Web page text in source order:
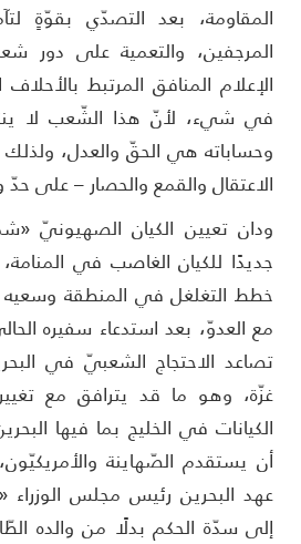
بعد التصدّي بقوّةٍ لتآمر
والتعمية على دور شعب
المنافق المرتبط بالأحلاف
شيء، لأنّ هذا الشّعب لا ينتظر
هي الحقّ والعدل، ولذلك
والقمع والحصار – على حدّ
تعيين الكيان الصهيونيّ
للكيان الغاصب في المنامة،
التغلغل في المنطقة وسعيه
العدوّ، بعد استدعاء سفيره الحالي
الاحتجاج الشعبيّ في البحرين
وهو ما قد يترافق مع
في الخليج بما فيها
يستقدم الصّهاينة والأمريكيّون،
البحرين رئيس مجلس الوزراء
سدّة الحكم بدلًا من والده